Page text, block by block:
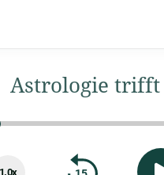
Astrologie trifft
1.0x